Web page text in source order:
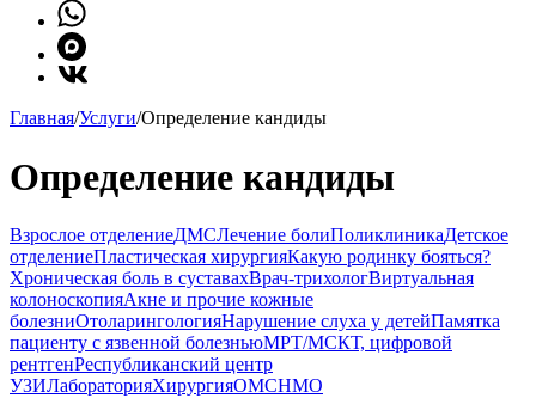
Главная/Услуги/Определение кандиды
Определение кандиды
Взрослое отделениеДМСЛечение болиПоликлиникаДетское
отделениеПластическая хирургияКакую родинку бояться?
Хроническая боль в суставахВрач-трихологВиртуальная
колоноскопияАкне и прочие кожные
болезниОтоларингологияНарушение слуха у детейПамятка
пациенту с язвенной болезньюМРТ/МСКТ, цифровой
рентгенРеспубликанский центр
УЗИЛабораторияХирургияОМСНМО